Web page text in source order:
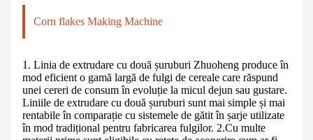
Corn flakes Making Machine
1. Linia de extrudare cu două șuruburi Zhuoheng produce în
mod eficient o gamă largă de fulgi de cereale care răspund
unei cereri de consum în evoluție la micul dejun sau gustare.
Liniile de extrudare cu două șuruburi sunt mai simple și mai
rentabile în comparație cu sistemele de gătit în șarje utilizate
în mod tradițional pentru fabricarea fulgilor. 2.Cu multe